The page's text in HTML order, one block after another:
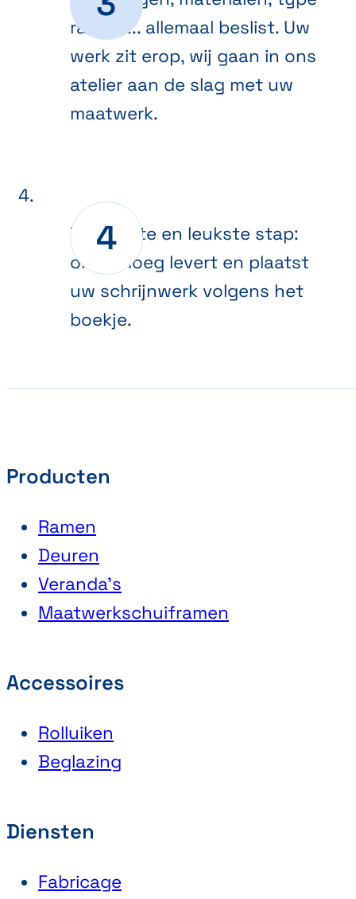
ramen ... allemaal beslist. Uw
werk zit erop, wij gaan in ons
atelier aan de slag met uw
maatwerk.
De laatste en leukste stap:
onze ploeg levert en plaatst
uw schrijnwerk volgens het
boekje.
Producten
Ramen
Deuren
Veranda’s
Maatwerkschuiframen
Accessoires
Rolluiken
Beglazing
Diensten
Fabricage